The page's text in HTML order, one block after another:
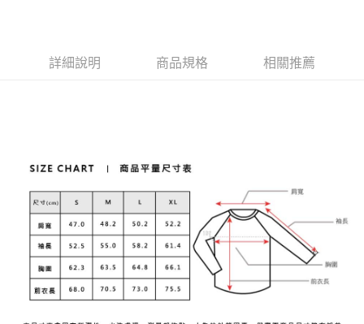
詳細說明 商品規格 相關推薦